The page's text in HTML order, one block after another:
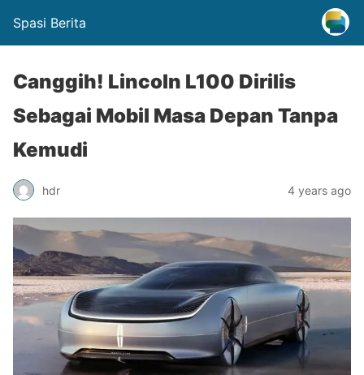
Spasi Berita
Canggih! Lincoln L100 Dirilis
Sebagai Mobil Masa Depan Tanpa
Kemudi
hdr 4 years ago